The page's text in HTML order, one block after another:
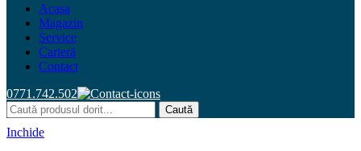
Acasa
Magazin
Service
Carieră
Contact
0771.742.502
Caută
Inchide